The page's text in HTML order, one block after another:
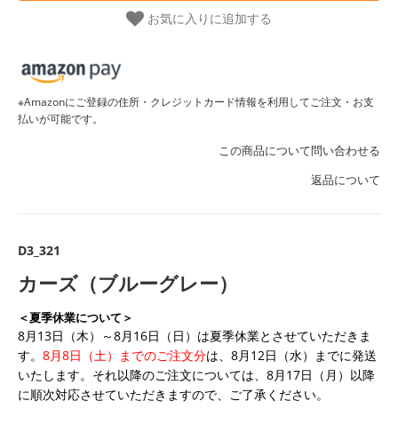
お気に入りに追加する
※Amazonにご登録の住所・クレジットカード情報を利用してご注文・お支
払いが可能です。
この商品について問い合わせる
返品について
D3_321
カーズ（ブルーグレー）
＜夏季休業について＞
8月13日（木）～8月16日（日）は夏季休業とさせていただきま
す。 8月8日（土）までのご注文分は、8月12日（水）までに発送
いたします。それ以降のご注文については、8月17日（月）以降
に順次対応させていただきますので、ご了承ください。